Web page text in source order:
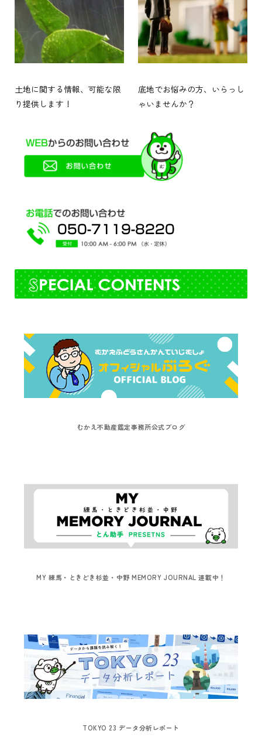
土地に関する情報、可能な限
り提供します！
底地でお悩みの方、いらっし
ゃいませんか？
むかえ不動産鑑定事務所公式ブログ
MY 練馬・ときどき杉並・中野 MEMORY JOURNAL 連載中！
TOKYO 23 データ分析レポート